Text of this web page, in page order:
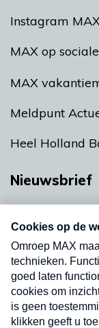
Instagram
MAX op
MAX
Meldpunt
Heel Holland
Nieuwsbrief
nieuwsbrief.
uw mailbox.